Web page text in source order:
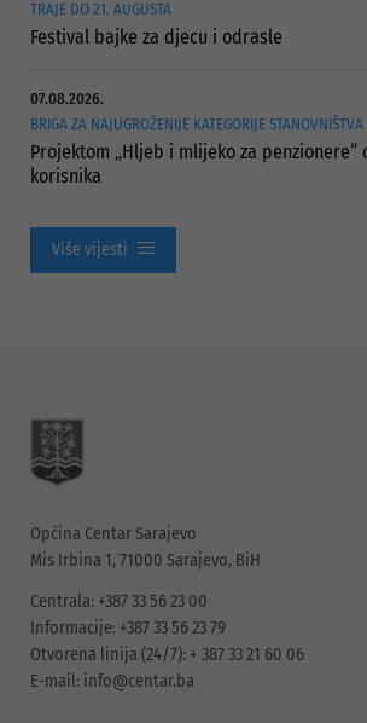
TRAJE DO 21. AUGUSTA
Festival bajke za djecu i odrasle
07.08.2026.
BRIGA ZA NAJUGROŽENIJE KATEGORIJE STANOVNIŠTVA
Projektom „Hljeb i mlijeko za penzionere“
korisnika
Više vijesti
Općina Centar Sarajevo
Mis Irbina 1, 71000 Sarajevo, BiH
Centrala: +387 33 56 23 00
Informacije: +387 33 56 23 79
Otvorena linija (24/7): + 387 33 21 60 06
E-mail: info@centar.ba